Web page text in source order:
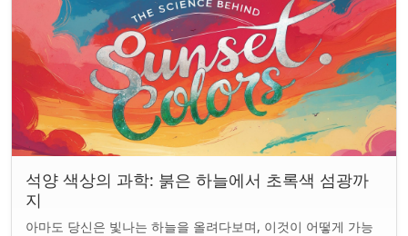
석양 색상의 과학: 붉은 하늘에서 초록색 섬광까
지
아마도 당신은 빛나는 하늘을 올려다보며, 이것이 어떻게 가능